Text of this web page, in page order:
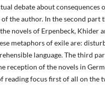
debate about consequences
the author. In the second part
novels of Erpenbeck, Khider
metaphors of exile are:
language. The third
reception of the novels in
reading focus first of all on the